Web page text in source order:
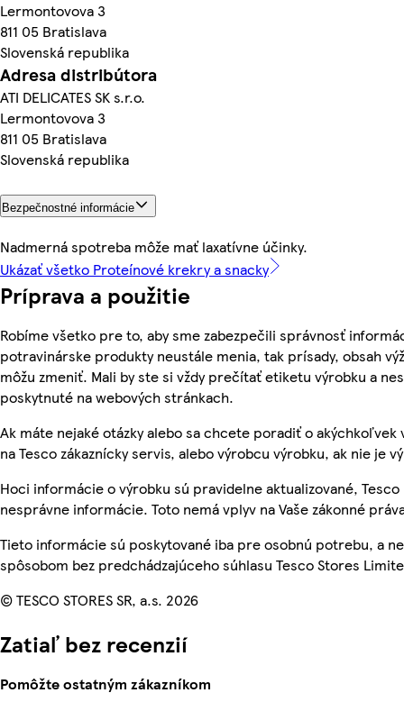
Lermontovova 3
811 05 Bratislava
Slovenská republika
Adresa distribútora
ATI DELICATES SK s.r.o.
Lermontovova 3
811 05 Bratislava
Slovenská republika
Bezpečnostné informácie
Nadmerná spotreba môže mať laxatívne účinky.
Ukázať všetko Proteínové krekry a snacky
Príprava a použitie
Robíme všetko pre to, aby sme zabezpečili správnosť
potravinárske produkty neustále menia, tak prísady, obsah
môžu zmeniť. Mali by ste si vždy prečítať etiketu výrobku a
poskytnuté na webových stránkach.
Ak máte nejaké otázky alebo sa chcete poradiť o
na Tesco zákaznícky servis, alebo výrobcu výrobku, ak nie je
Hoci informácie o výrobku sú pravidelne aktualizované,
nesprávne informácie. Toto nemá vplyv na Vaše zákonné
Tieto informácie sú poskytované iba pre osobnú potrebu, a
spôsobom bez predchádzajúceho súhlasu Tesco Stores
© TESCO STORES SR, a.s. 2026
Zatiaľ bez recenzií
Pomôžte ostatným zákazníkom